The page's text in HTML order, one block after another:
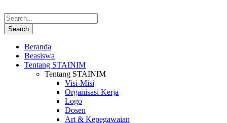
Beranda
Beasiswa
Tentang STAINIM
Tentang STAINIM
Visi-Misi
Organisasi Kerja
Logo
Dosen
Art & Kepegawaian